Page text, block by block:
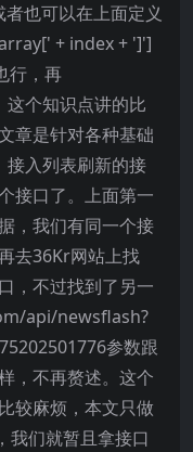
也可以在上面定义
+ index + ']']
行，再
个知识点讲的比
章是针对各种基础
接入列表刷新的接
接口了。上面第一
，我们有同一个接
去36Kr网站上找
，不过找到了另一
api/newsflash?
参数跟
，不再赘述。这个
较麻烦，本文只做
我们就暂且拿接口